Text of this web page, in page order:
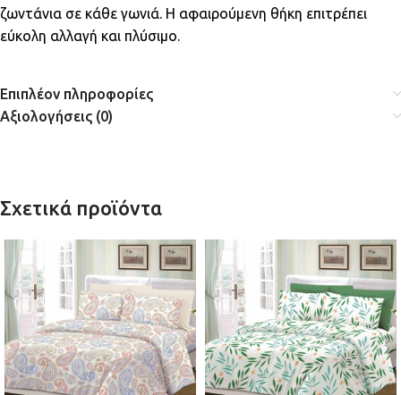
ζωντάνια σε κάθε γωνιά. Η αφαιρούμενη θήκη επιτρέπει
εύκολη αλλαγή και πλύσιμο.
Επιπλέον πληροφορίες
Αξιολογήσεις (0)
Σχετικά προϊόντα